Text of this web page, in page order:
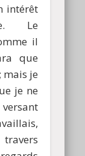
intérêt
Le
il
que
mais je
je ne